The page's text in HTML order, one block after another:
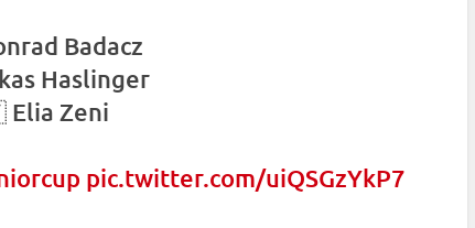
Badacz
Haslinger
Zeni
pic.twitter.com/uiQSGzYkP7